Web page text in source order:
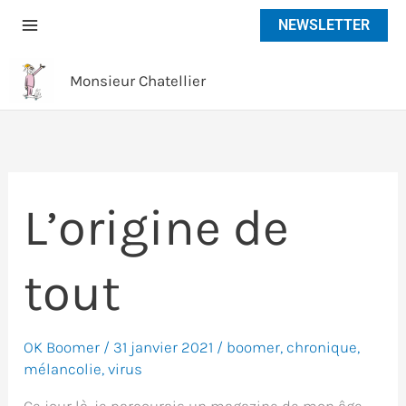
NEWSLETTER
Monsieur Chatellier
L’origine de
tout
OK Boomer / 31 janvier 2021 / boomer, chronique,
mélancolie,virus